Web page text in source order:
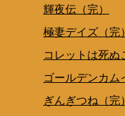
輝夜伝（完）
極妻デイズ（完）
コレットは死ぬ
ゴールデンカム
ぎんぎつね（完）